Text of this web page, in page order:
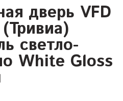
дверь VFD
светло-
White Gloss